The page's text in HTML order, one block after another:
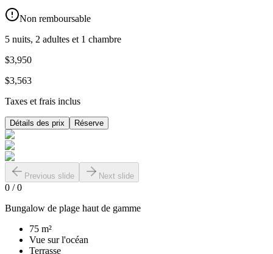
Non remboursable
5 nuits, 2 adultes et 1 chambre
$3,950
$3,563
Taxes et frais inclus
Détails des prix Réserve
Previous slide Next slide
0 /0
Bungalow de plage haut de gamme
75 m²
Vue sur l'océan
Terrasse